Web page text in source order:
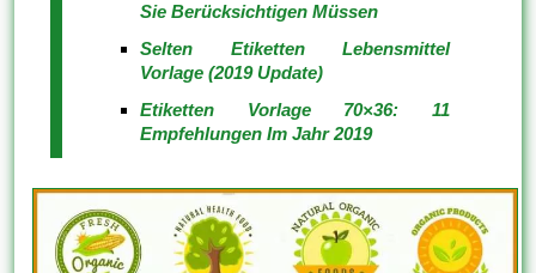
Sie Berücksichtigen Müssen
Selten Etiketten Lebensmittel
Vorlage (2019 Update)
Etiketten Vorlage 70×36: 11
Empfehlungen Im Jahr 2019